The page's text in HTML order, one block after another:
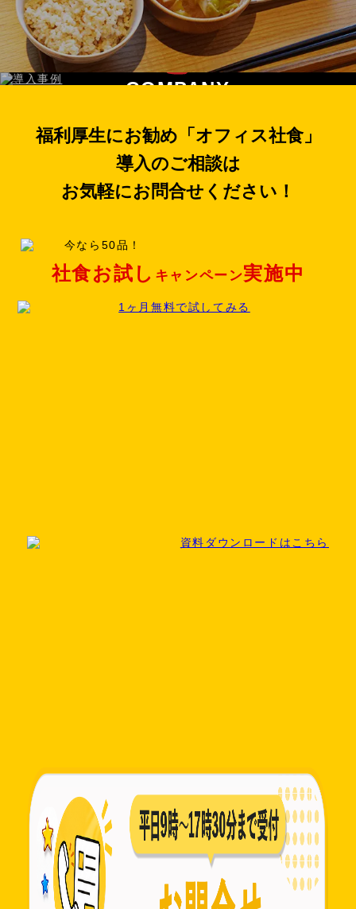
COMPANY
福利厚生にお勧め「オフィス社食」
導入のご相談は
お気軽にお問合せください！
社食お試し キャンペーン実施中